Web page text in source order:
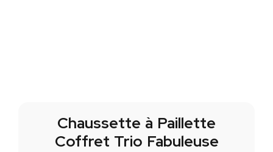
Chaussette à Paillette
Coffret Trio Fabuleuse